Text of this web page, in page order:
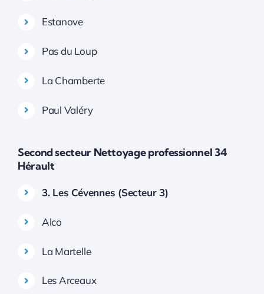
Estanove
Pas du Loup
La Chamberte
Paul Valéry
Second secteur Nettoyage professionnel 34
Hérault
3. Les Cévennes (Secteur 3)
Alco
La Martelle
Les Arceaux